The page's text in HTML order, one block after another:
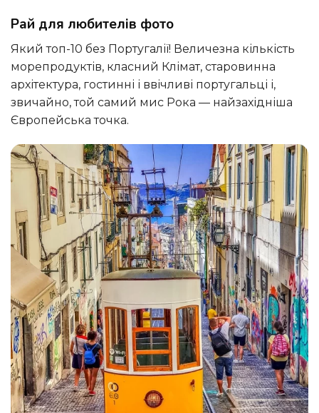
Рай для любителів фото
який топ-10 без Португалії! Величезна кількість
морепродуктів, класний Клімат, старовинна
архітектура, гостинні і ввічливі португальці і,
звичайно, той самий мис Рока — найзахідніша
Європейська точка.